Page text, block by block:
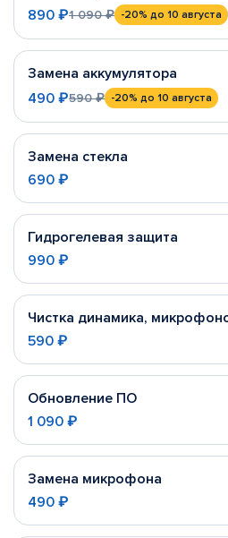
890 ₽1 090 ₽ -20% до 10 августа
Замена аккумулятора
490 ₽590 ₽ -20% до 10 августа
Замена стекла
690 ₽
Гидрогелевая защита
990 ₽
Чистка динамика,
590 ₽
Обновление ПО
1 090 ₽
Замена микрофона
490 ₽